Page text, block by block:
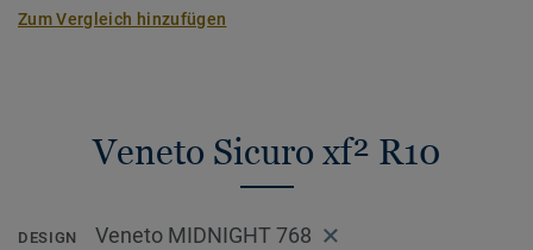
Zum Vergleich hinzufügen
Veneto Sicuro xf² R10
DESIGN Veneto MIDNIGHT 768